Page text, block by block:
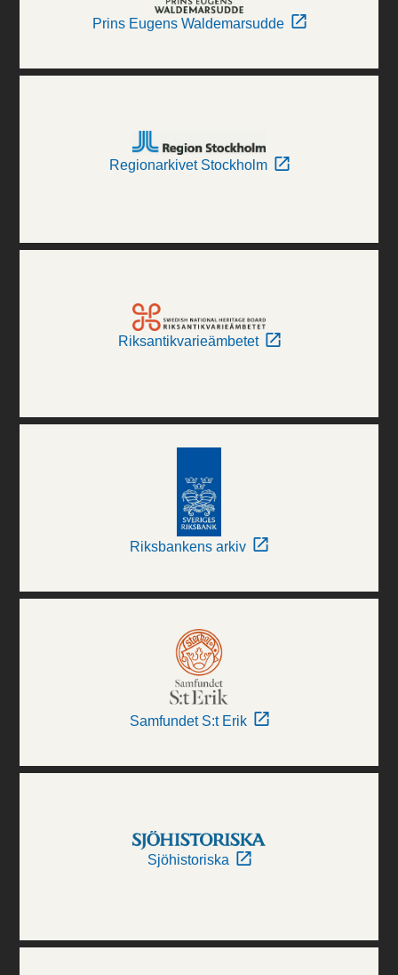
Prins Eugens Waldemarsudde
Regionarkivet Stockholm
Riksantikvarieämbetet
Riksbankens arkiv
Samfundet S:t Erik
Sjöhistoriska